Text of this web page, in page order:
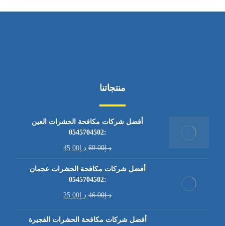
منتجاتنا
أفضل شركات مكافحة الحشرات العين
:0545704502
د.إ69.00 د.إ 45.00
أفضل شركات مكافحة الحشرات عجمان
:0545704502
د.إ46.00 د.إ 25.00
أفضل شركات مكافحة الحشرات الفجيرة